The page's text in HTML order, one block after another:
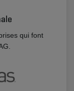
qui font